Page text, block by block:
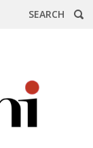
SEARCH